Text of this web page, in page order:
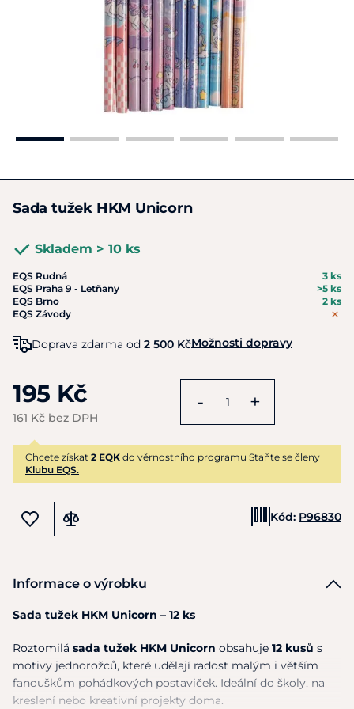
Sada tužek HKM Unicorn
Skladem > 10 ks
EQS Rudná
3 ks
EQS Praha 9 - Letňany
>5 ks
EQS Brno
2 ks
EQS Závody
Doprava zdarma od 2 500 KčMožnosti dopravy
195 Kč
161 Kč bez DPH
- +
Chcete získat 2 EQK do věrnostního programu Staňte se členy
Klubu EQS.
Kód: P96830
Informace o výrobku
Sada tužek HKM Unicorn – 12 ks
Roztomilá sada tužek HKM Unicorn obsahuje 12 kusů s
motivy jednorožců, které udělají radost malým i větším
fanouškům pohádkových postaviček. Ideální do školy, na
kreslení nebo kreativní projekty doma.